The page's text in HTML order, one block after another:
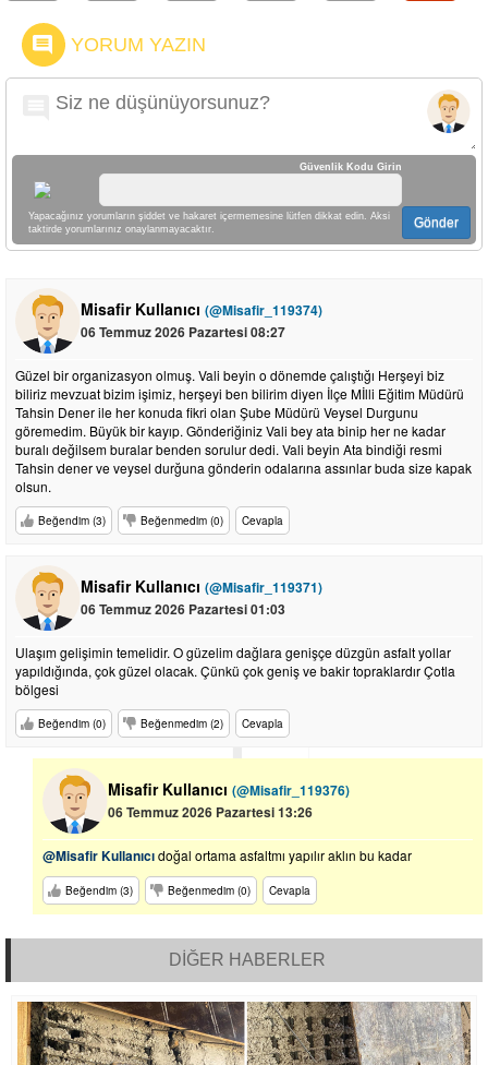
YORUM YAZIN
Güvenlik Kodu Girin
Yapacağınız yorumların şiddet ve hakaret içermemesine lütfen dikkat edin. Aksi
taktirde yorumlarınız onaylanmayacaktır.
Gönder
Misafir Kullanıcı (@Misafir_119374)
06 Temmuz 2026 Pazartesi 08:27
Güzel bir organizasyon olmuş. Vali beyin o dönemde çalıştığı Herşeyi biz
biliriz mevzuat bizim işimiz, herşeyi ben bilirim diyen İlçe Mİlli Eğitim Müdürü
Tahsin Dener ile her konuda fikri olan Şube Müdürü Veysel Durgunu
göremedim. Büyük bir kayıp. Gönderiğiniz Vali bey ata binip her ne kadar
buralı değilsem buralar benden sorulur dedi. Vali beyin Ata bindiği resmi
Tahsin dener ve veysel durğuna gönderin odalarına assınlar buda size kapak
olsun.
Beğendim (3) Beğenmedim (0) Cevapla
Misafir Kullanıcı (@Misafir_119371)
06 Temmuz 2026 Pazartesi 01:03
Ulaşım gelişimin temelidir. O güzelim dağlara genişçe düzgün asfalt yollar
yapıldığında, çok güzel olacak. Çünkü çok geniş ve bakir topraklardır Çotla
bölgesi
Beğendim (0) Beğenmedim (2) Cevapla
Misafir Kullanıcı (@Misafir_119376)
06 Temmuz 2026 Pazartesi 13:26
@Misafir Kullanıcıdoğal ortama asfaltmı yapılır aklın bu kadar
Beğendim (3) Beğenmedim (0) Cevapla
DİĞER HABERLER